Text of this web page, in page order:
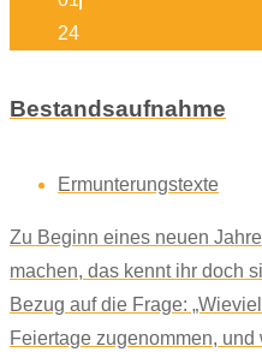
24
Bestandsaufnahme
Ermunterungstexte
Zu Beginn eines neuen
machen, das kennt ihr doch
Bezug auf die Frage:
Feiertage zugenommen,